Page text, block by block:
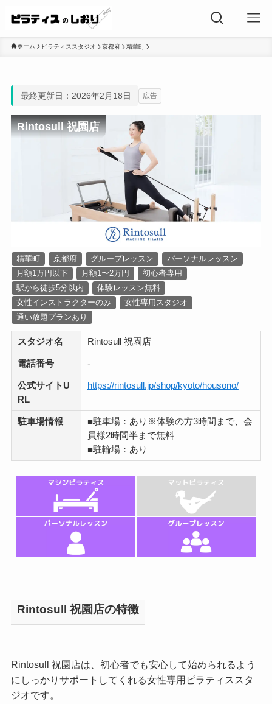
ホーム ピラティススタジオ 京都府 精華町
最終更新日：2026年2月18日 広告
Rintosull 祝園店
精華町 京都府 グループレッスン
パーソナルレッスン
月額1万円以下
月額1〜2万円
初心者専用
駅から徒歩5分以内
体験レッスン無料
女性インストラクターのみ
女性専用スタジオ
通い放題プランあり
スタジオ名 Rintosull 祝園店
電話番号 -
公式サイトU
RL
https://rintosull.jp/shop/kyoto/housono/
駐車場情報
■駐車場：あり※体験の方3時間まで、会
員様2時間半まで無料
■駐輪場：あり
Rintosull 祝園店の特徴
Rintosull 祝園店は、初心者でも安心して始められるよう
にしっかりサポートしてくれる女性専用ピラティススタ
ジオです。